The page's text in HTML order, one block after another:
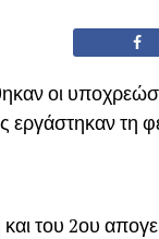
οι
εργάστηκαν τη
του 2ου